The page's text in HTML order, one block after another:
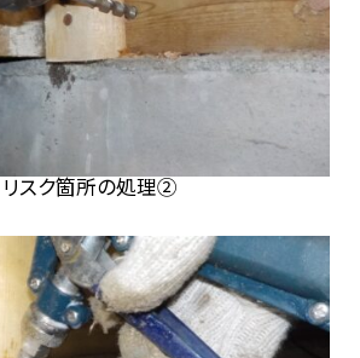
リスク箇所の処理②